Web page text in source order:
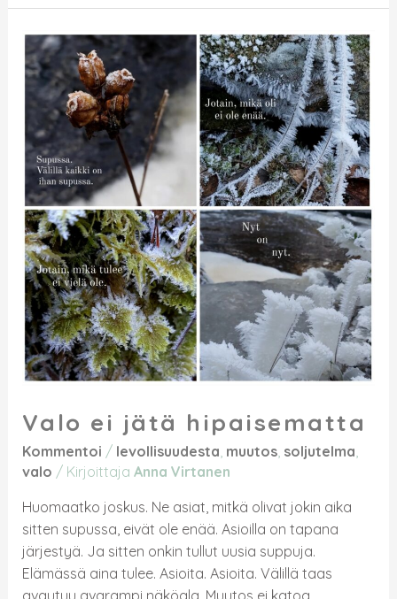
Valo ei jätä hipaisematta
Kommentoi / levollisuudesta, muutos, soljutelma,
valo / Kirjoittaja Anna Virtanen
Huomaatko joskus. Ne asiat, mitkä olivat jokin aika
sitten supussa, eivät ole enää. Asioilla on tapana
järjestyä. Ja sitten onkin tullut uusia suppuja.
Elämässä aina tulee. Asioita. Asioita. Välillä taas